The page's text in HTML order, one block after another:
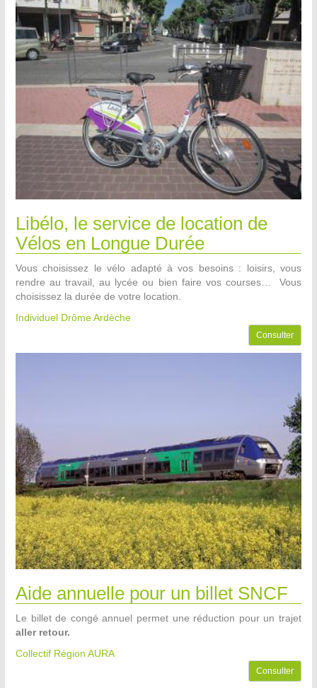
Libélo, le service de location de
Vélos en Longue Durée
Vous choisissez le vélo adapté à vos besoins : loisirs, vous
rendre au travail, au lycée ou bien faire vos courses… Vous
choisissez la durée de votre location.
Individuel Drôme Ardèche
Consulter
Aide annuelle pour un billet SNCF
Le billet de congé annuel permet une réduction pour un trajet
aller retour.
Collectif Région AURA
Consulter